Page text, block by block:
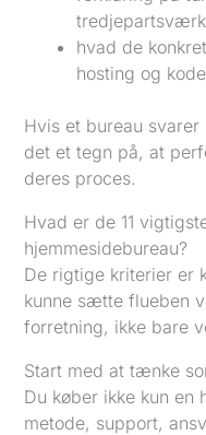
hvad de
hosting og kode
Hvis et bureau svarer
det et tegn på, at
deres proces.
Hvad er de 11
hjemmesidebureau?
De rigtige kriterier er
kunne sætte flueben
forretning, ikke bare
Start med at tænke
Du køber ikke kun en
metode, support,